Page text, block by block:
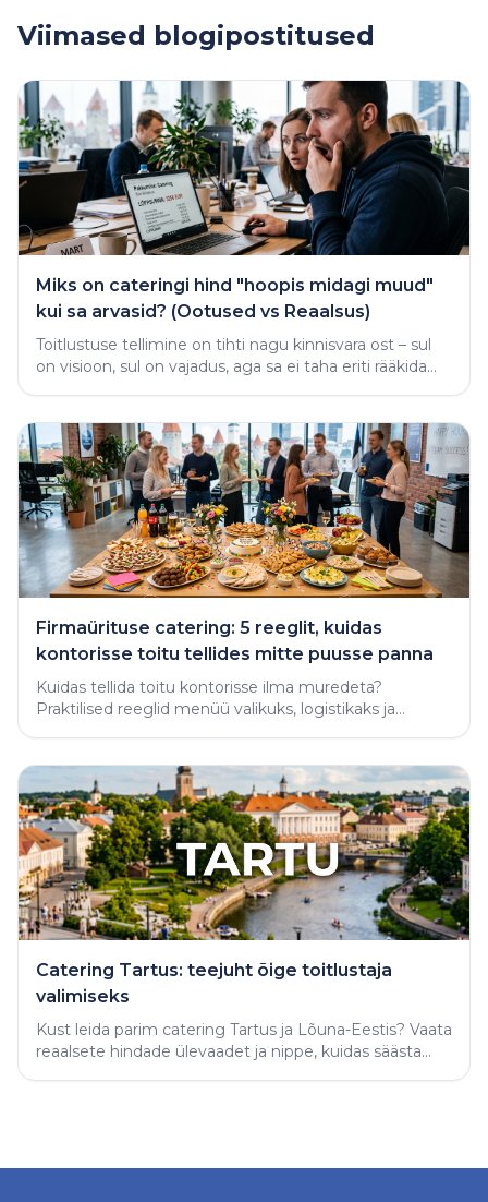
Viimased blogipostitused
Miks on cateringi hind "hoopis midagi muud"
kui sa arvasid? (Ootused vs Reaalsus)
Toitlustuse tellimine on tihti nagu kinnisvara ost – sul
on visioon, sul on vajadus, aga sa ei taha eriti rääkida
Firmaürituse catering: 5 reeglit, kuidas
kontorisse toitu tellides mitte puusse panna
Kuidas tellida toitu kontorisse ilma muredeta?
Praktilised reeglid menüü valikuks, logistikaks ja
Catering Tartus: teejuht õige toitlustaja
valimiseks
Kust leida parim catering Tartus ja Lõuna-Eestis? Vaata
reaalsete hindade ülevaadet ja nippe, kuidas säästa